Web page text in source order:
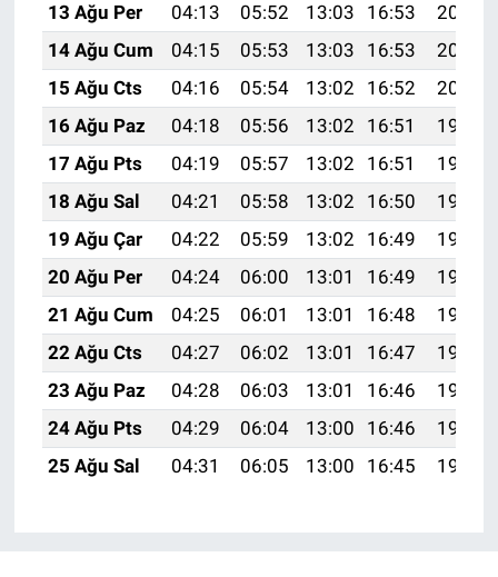
13 Ağu Per
04:13 05:52 13:03 16:53
20:03
14 Ağu Cum
04:15 05:53 13:03 16:53
20:02
15 Ağu Cts
04:16 05:54 13:02 16:52
20:01
16 Ağu Paz
04:18 05:56 13:02 16:51
19:59
17 Ağu Pts
04:19 05:57 13:02 16:51
19:58
18 Ağu Sal
04:21 05:58 13:02 16:50
19:56
19 Ağu Çar
04:22 05:59 13:02 16:49
19:55
20 Ağu Per
04:24 06:00 13:01 16:49
19:53
21 Ağu Cum
04:25 06:01 13:01 16:48
19:52
22 Ağu Cts
04:27 06:02 13:01 16:47
19:50
23 Ağu Paz
04:28 06:03 13:01 16:46
19:49
24 Ağu Pts
04:29 06:04 13:00 16:46
19:47
25 Ağu Sal
04:31 06:05 13:00 16:45 19:46